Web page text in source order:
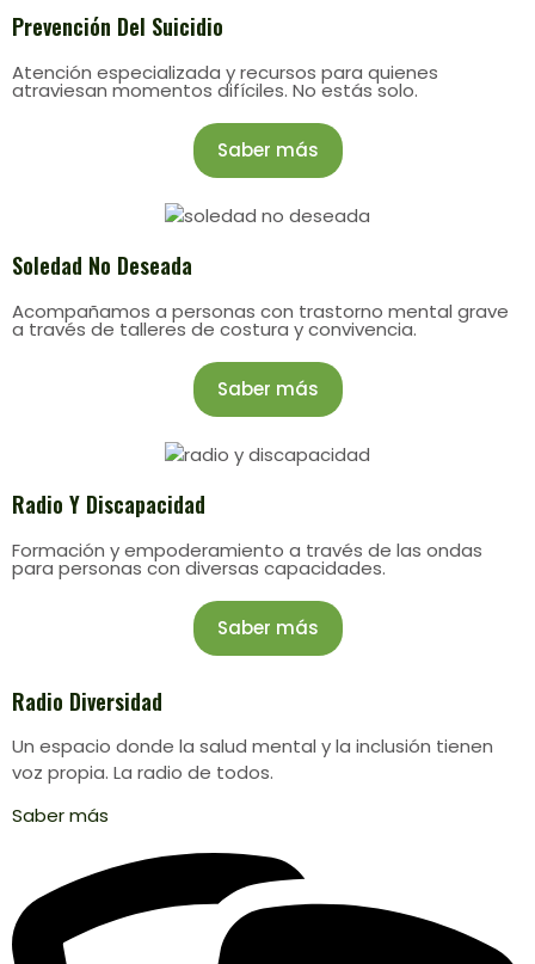
Prevención Del Suicidio
Atención especializada y recursos para quienes
atraviesan momentos difíciles. No estás solo.
Saber más
Soledad No Deseada
Acompañamos a personas con trastorno mental grave
a través de talleres de costura y convivencia.
Saber más
Radio Y Discapacidad
Formación y empoderamiento a través de las ondas
para personas con diversas capacidades.
Saber más
Radio Diversidad
Un espacio donde la salud mental y la inclusión tienen
voz propia. La radio de todos.
Saber más